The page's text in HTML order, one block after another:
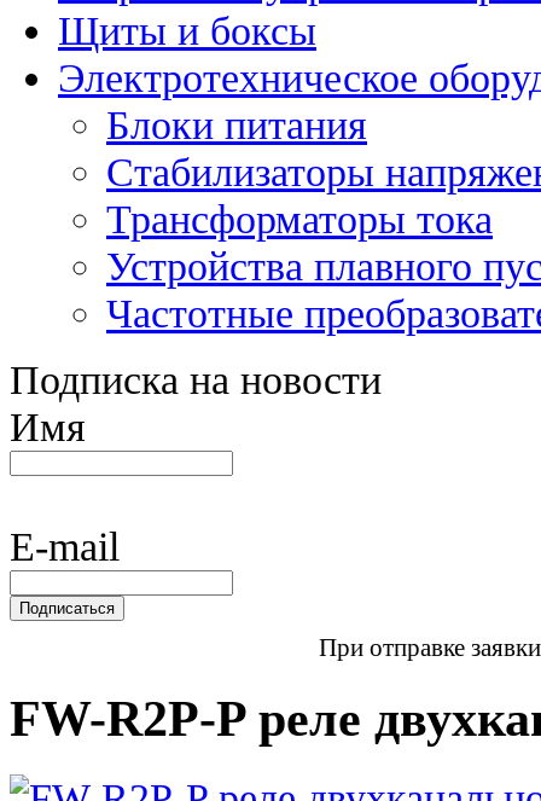
Щиты и боксы
Электротехническое
Блоки питания
Стабилизаторы
Трансформаторы тока
Устройства плавного
Частотные
Подписка на новости
Имя
E-mail
При отправке
FW-R2P-P реле